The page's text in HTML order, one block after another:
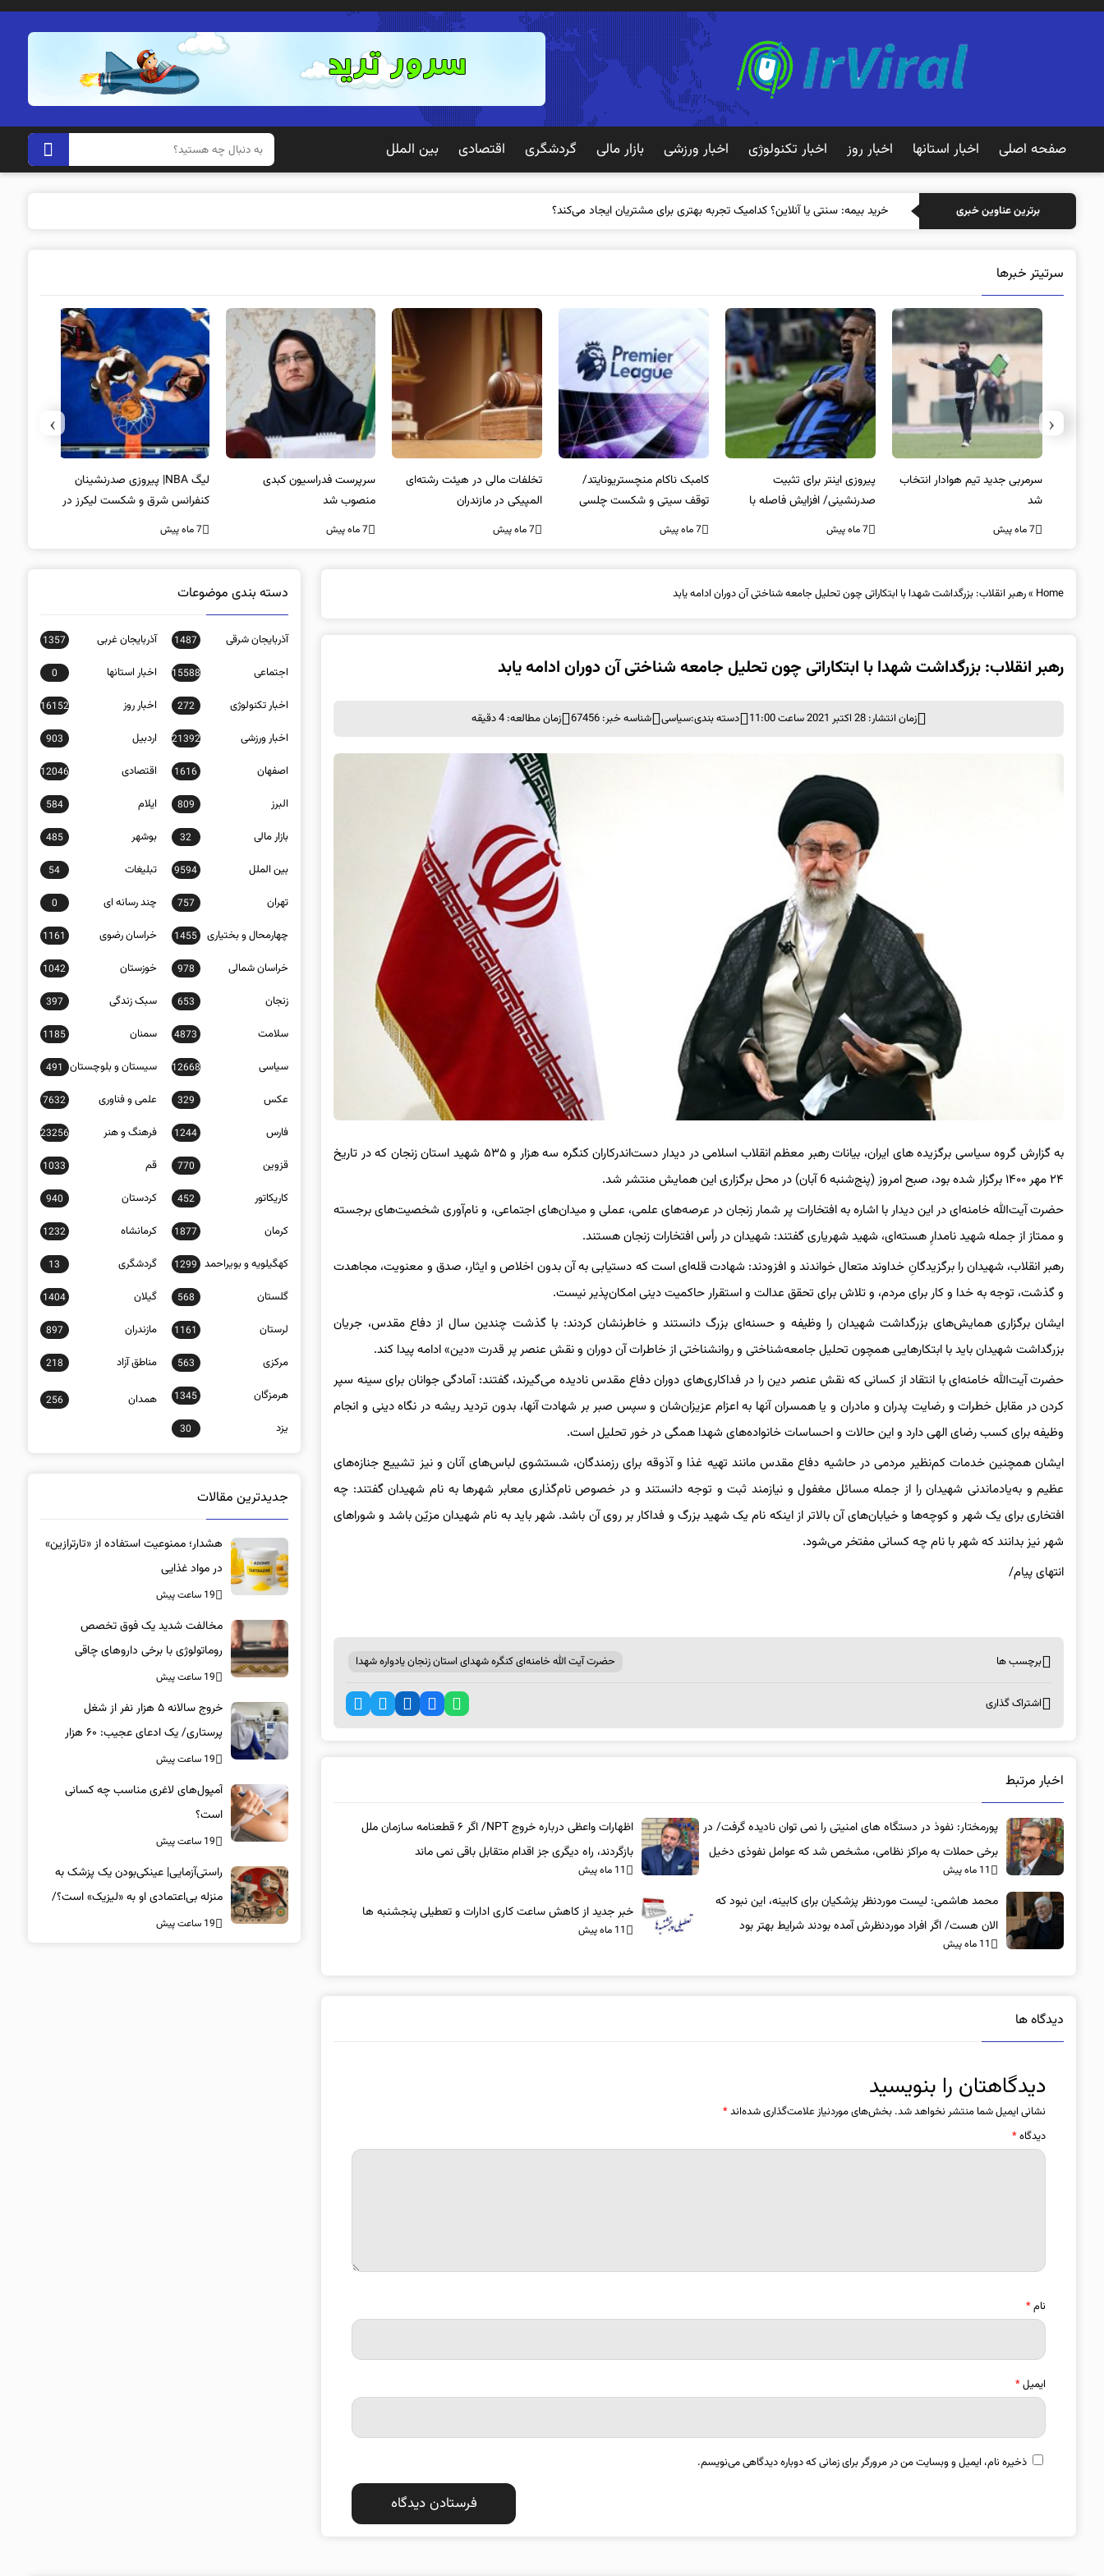
صفحه اصلی اخبار استانها اخبار روز اخبار تکنولوژی اخبار ورزشی بازار مالی گردشگری اقتصادی بین الملل
برترین عناوین خبری خرید ب
سرتیتر خبرها
سرمربی جدید تیم هوادار انتخاب
شد
7 ماه پیش
پیروزی اینتر برای تثبیت
صدرنشینی/ افزایش فاصله با
ناپولی
7 ماه پیش
کامبک ناکام منچستریونایتد/
توقف سیتی و شکست چلسی
7 ماه پیش
تخلفات مالی در هیئت رشته‌ای
المپیکی در مازندران
7 ماه پیش
سرپرست فدراسیون کبدی
منصوب شد
7 ماه پیش
لیگ NBA| پیروزی صدرنشینان
کنفرانس شرق و شکست لیکرز در
غیاب جیمز
7 ماه پیش
‹
›
Home
»رهبر انقلاب: بزرگداشت شهدا با ابتکاراتی چون تحلیل جامعه شناختی آن دوران ادامه یابد
رهبر انقلاب: بزرگداشت شهدا با ابتکاراتی چون تحلیل جامعه شناختی آن دوران ادامه یابد
زمان انتشار: 28 اکتبر 2021 ساعت 11:00 دسته بندی:سیاسی شناسه خبر: 67456 زمان مطالعه: 4 دقیقه
به گزارش گروه سیاسی برگزیده های ایران، بیانات رهبر معظم انقلاب اسلامی در دیدار دست‌اندرکاران کنگره سه هزار و ۵۳۵ شهید استان زنجان که در تاریخ
۲۴ مهر ۱۴۰۰ برگزار شده بود، صبح امروز (پنج‌شنبه 6 آبان) در محل برگزاری این همایش منتشر شد.
حضرت آیت‌الله خامنه‌ای در این دیدار با اشاره به افتخارات پر شمار زنجان در عرصه‌های علمی، عملی و میدان‌های اجتماعی، و نام‌آوری شخصیت‌های برجسته
و ممتاز از جمله شهید نامدارِ هسته‌ای، شهید شهریاری گفتند: شهیدان در رأس افتخارات زنجان هستند.
رهبر انقلاب، شهیدان را برگزیدگانِ خداوند متعال خواندند و افزودند: شهادت قله‌ای است که دستیابی به آن بدون اخلاص و ایثار، صدق و معنویت، مجاهدت
و گذشت، توجه به خدا و کار برای مردم، و تلاش برای تحقق عدالت و استقرار حاکمیت دینی امکان‌پذیر نیست.
ایشان برگزاری همایش‌های بزرگداشت شهیدان را وظیفه و حسنه‌ای بزرگ دانستند و خاطرنشان کردند: با گذشت چندین سال از دفاع مقدس، جریان
بزرگداشت شهیدان باید با ابتکارهایی همچون تحلیل جامعه‌شناختی و روانشناختی از خاطرات آن دوران و نقش عنصر پر قدرت «دین» ادامه پیدا کند.
حضرت آیت‌الله خامنه‌ای با انتقاد از کسانی که نقش عنصر دین را در فداکاری‌های دوران دفاع مقدس نادیده می‌گیرند، گفتند: آمادگی جوانان برای سینه سپر
کردن در مقابل خطرات و رضایت پدران و مادران و یا همسران آنها به اعزام عزیزان‌شان و سپس صبر بر شهادت آنها، بدون تردید ریشه در نگاه دینی و انجام
وظیفه برای کسب رضای الهی دارد و این حالات و احساسات خانواده‌های شهدا همگی در خور تحلیل است.
ایشان همچنین خدمات کم‌نظیر مردمی در حاشیه دفاع مقدس مانند تهیه غذا و آذوقه برای رزمندگان، شستشوی لباس‌های آنان و نیز تشییع جنازه‌های
عظیم و به‌یادماندنی شهیدان را از جمله مسائل مغفول و نیازمند ثبت و توجه دانستند و در خصوص نام‌گذاری معابر شهرها به نام شهیدان گفتند: چه
افتخاری برای یک شهر و کوچه‌ها و خیابان‌های آن بالاتر از اینکه نام یک شهید بزرگ و فداکار بر روی آن باشد. شهر باید به نام شهیدان مزیّن باشد و شوراهای
شهر نیز بدانند که شهر با نام چه کسانی مفتخر می‌شود.
انتهای پیام/
برچسب ها حضرت آیت‌ الله خامنه‌ای کنگره شهدای استان زنجان یادواره شهدا
اشتراک گذاری
اخبار مرتبط
پورمختار: نفوذ در دستگاه های امنیتی را نمی توان نادیده گرفت/ در
برخی حملات به مراکز نظامی، مشخص شد که عوامل نفوذی دخیل
بوده‌اند
11 ماه پیش
اظهارات واعظی درباره خروج NPT/ اگر ۶ قطعنامه سازمان ملل
بازگردند، راه دیگری جز اقدام متقابل باقی نمی‌ ماند
11 ماه پیش
محمد هاشمی: لیست موردنظر پزشکیان برای کابینه، این نبود که
الان هست/ اگر افراد موردنظرش آمده بودند شرایط بهتر بود
11 ماه پیش
خبر جدید از کاهش ساعت کاری ادارات و تعطیلی پنجشنبه ها
11 ماه پیش
دیدگاه ها
دیدگاهتان را بنویسید
نشانی ایمیل شما منتشر نخواهد شد. بخش‌های موردنیاز علامت‌گذاری شده‌اند*
دیدگاه*
نام*
ایمیل*
ذخیره نام، ایمیل و وبسایت من در مرورگر برای زمانی که دوباره دیدگاهی می‌نویسم.
دسته بندی موضوعات
آذربایجان شرقی 1487 آذربایجان غربی 1357
اجتماعی 15588 اخبار استانها 0
اخبار تکنولوژی 272 اخبار روز 16152
اخبار ورزشی 21392 اردبیل 903
اصفهان 1616 اقتصادی 12046
البرز 809 ایلام 584
بازار مالی 32 بوشهر 485
بین الملل 9594 تبلیغات 54
تهران 757 چند رسانه ای 0
چهارمحال و بختیاری 1455 خراسان رضوی 1161
خراسان شمالی 978 خوزستان 1042
زنجان 653 سبک زندگی 397
سلامت 4873 سمنان 1185
سیاسی 12668 سیستان و بلوچستان 491
عکس 329 علمی و فناوری 7632
فارس 1244 فرهنگ و هنر 23256
قزوین 770 قم 1033
کاریکاتور 452 کردستان 940
کرمان 1877 کرمانشاه 1232
کهگیلویه و بویراحمد 1299 گردشگری 13
گلستان 568 گیلان 1404
لرستان 1161 مازندران 897
مرکزی 563 مناطق آزاد 218
هرمزگان 1345 همدان 256
یزد 30
جدیدترین مقالات
هشدار؛ ممنوعیت استفاده از «تارترازین»
در مواد غذایی
19 ساعت پیش
مخالفت شدید یک فوق تخصص
روماتولوژی با برخی داروهای چاقی
19 ساعت پیش
خروج سالانه ۵ هزار نفر از شغل
پرستاری/ یک ادعای عجیب: ۶۰ هزار
پرستار خانه‌نشین شدند؟
19 ساعت پیش
آمپول‌های لاغری مناسب چه کسانی
است؟
19 ساعت پیش
راستی‌آزمایی| عینکی‌بودن یک پزشک به
منزله بی‌اعتمادی او به «لیزیک» است؟/
جراحان، چشم فرزندان خود را لیزیک
19 ساعت پیش